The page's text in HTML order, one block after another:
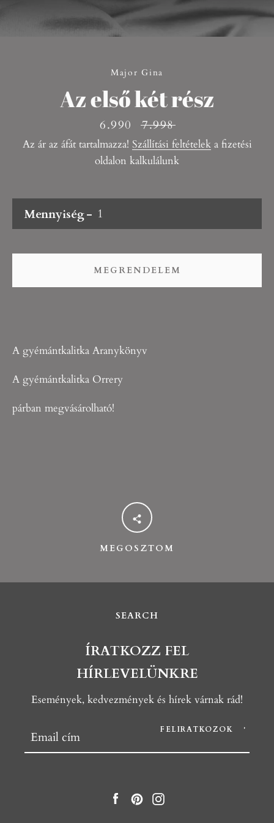
Facebook
Pinterest
Major Gina
Az első két rész
Akciós
ár
6.990
Eredeti
ár
7.998
Az ár az áfát tartalmazza! Szállítási feltételeka fizetési
oldalon kalkulálunk
A gyémántkalitka Aranykönyv
A gyémántkalitka Orrery
párban megvásárolható!
Mennyiség
MEGRENDELEM
MEGOSZTOM
SEARCH
ÍRATKOZZ FEL
HÍRLEVELÜNKRE
Események, kedvezmények és hírek várnak rád!
FELIRATKOZOK
Facebook
Pinterest